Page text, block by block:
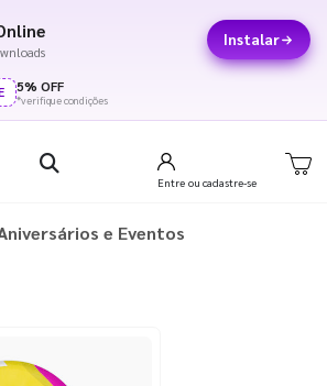
Instalar
5% OFF
*verifique condições
Entre ou cadastre-se
e Eventos